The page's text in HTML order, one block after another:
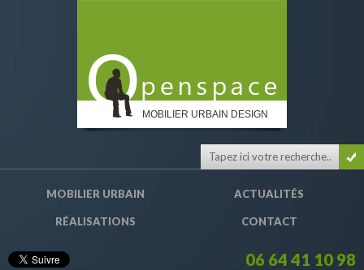
MOBILIER URBAIN DESIGN
MOBILIER URBAIN ACTUALITÉS
RÉALISATIONS CONTACT
06 64 41 10 98